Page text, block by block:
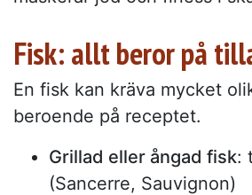
Fisk: allt beror på
En fisk kan kräva mycket
beroende på receptet.
Grillad eller ångad fisk:
(Sancerre, Sauvignon)